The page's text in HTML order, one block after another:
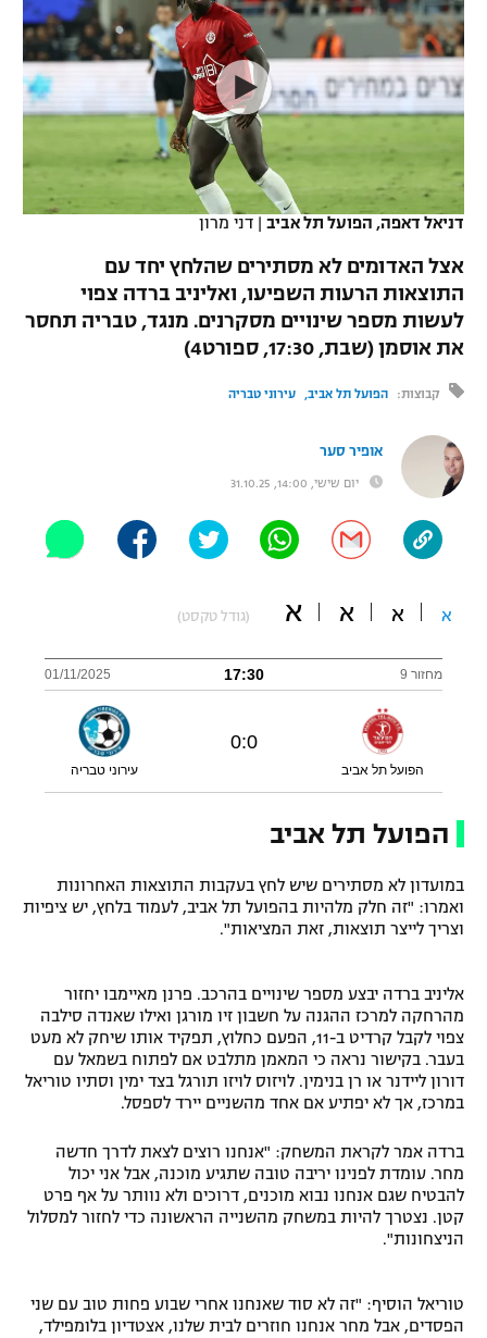
VOD
רץ ברשת
תוצאות
לוח שידורים
"מעל הליגה" – פודקאסט
"מחצית בשכונה" – פודקאסט
תקנון משתתפים וזוכים בפרסים
תקנון עבור פעילות אלקטרה
תקנון עבור פעילות ספורט 1 – "מרלן"
טניס
מדיניות פרטיות
רשיון להקרנה פומבית לבית עסק
הצטרפות לחבילת הערוצים
לוח דרושים – ג'ובנט
תגיות
המגזין
נבחרת ישראל
מכבי חיפה
מכבי תל אביב
הפועל תל אביב
הפועל חיפה
הפועל באר שבע
מכבי נתניה
בני יהודה
ליגה ספרדית
ליגה איטלקית
ליגה צרפתית
ליגה הולנדית
ליגה טורקית
ליגה סינית
ליגה ברזילאית
כדורסל נשים
מכבי תל אביב
הפועל חולון
הפועל ירושלים
דני אבדיה
יורוליג
יורוקאפ
טניס
כדוריד
כדורעף
שחייה
ג'ודו
אגרוף
היאבקות WWE
אופניים
פוטבול אמריקאי NFL
בייסבול MLB
ספורט אתגרי ואקסטרים
אומנויות לחימה
גיימינג E-Sports
דניאל דאפה, הפועל תל אביב | דני מרון
אצל האדומים לא מסתירים שהלחץ יחד עם
התוצאות הרעות השפיעו, ואליניב ברדה צפוי
לעשות מספר שינויים מסקרנים. מנגד, טבריה תחסר
את אוסמן (שבת, 17:30, ספורט4)
קבוצות: הפועל תל אביב עירוני טבריה
אופיר סער
יום שישי, 14:00, 31.10.25
א א א א (גודל טקסט)
מחזור 9 17:30
01/11/2025
הפועל תל אביב
0
:
0
עירוני טבריה
הפועל תל אביב
במועדון לא מסתירים שיש לחץ בעקבות התוצאות האחרונות
ואמרו: "זה חלק מלהיות בהפועל תל אביב, לעמוד בלחץ, יש ציפיות
וצריך לייצר תוצאות, זאת המציאות".
אליניב ברדה יבצע מספר שינויים בהרכב. פרנן מאיימבו יחזור
מהרחקה למרכז ההגנה על חשבון זיו מורגן ואילו שאנדה סילבה
צפוי לקבל קרדיט ב-11, הפעם כחלוץ, תפקיד אותו שיחק לא מעט
בעבר. בקישור נראה כי המאמן מתלבט אם לפתוח בשמאל עם
דורון ליידנר או רן בנימין. לויזוס לויזו תורגל בצד ימין וסתיו טוריאל
במרכז, אך לא יפתיע אם אחד מהשניים יירד לספסל.
ברדה אמר לקראת המשחק: "אנחנו רוצים לצאת לדרך חדשה
מחר. עומדת לפנינו יריבה טובה שתגיע מוכנה, אבל אני יכול
להבטיח שגם אנחנו נבוא מוכנים, דרוכים ולא נוותר על אף פרט
קטן. נצטרך להיות במשחק מהשנייה הראשונה כדי לחזור למסלול
הניצחונות".
טוריאל הוסיף: "זה לא סוד שאנחנו אחרי שבוע פחות טוב עם שני
הפסדים, אבל מחר אנחנו חוזרים לבית שלנו, אצטדיון בלומפילד,